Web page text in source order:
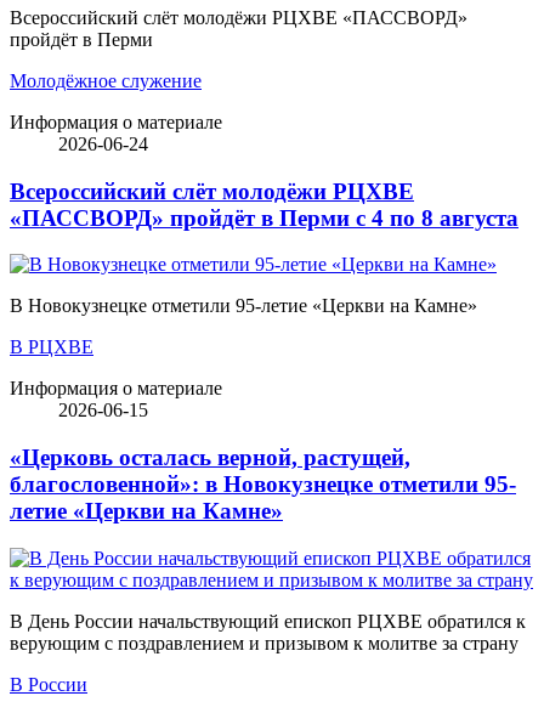
Всероссийский слёт молодёжи РЦХВЕ «ПАССВОРД»
пройдёт в Перми
Молодёжное служение
Информация о материале
2026-06-24
Всероссийский слёт молодёжи РЦХВЕ
«ПАССВОРД» пройдёт в Перми с 4 по 8 августа
В Новокузнецке отметили 95-летие «Церкви на Камне»
В РЦХВЕ
Информация о материале
2026-06-15
«Церковь осталась верной, растущей,
благословенной»: в Новокузнецке отметили 95-
летие «Церкви на Камне»
В День России начальствующий епископ РЦХВЕ обратился к
верующим с поздравлением и призывом к молитве за страну
В России